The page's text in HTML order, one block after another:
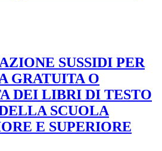
SUSSIDI PER
GRATUITA O
DEI LIBRI DI TESTO
SCUOLA
E SUPERIORE